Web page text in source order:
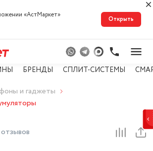
«АстМарке‪т‬»
Открыть
БРЕНДЫ СПЛИТ-СИСТЕМЫ
и гаджеты